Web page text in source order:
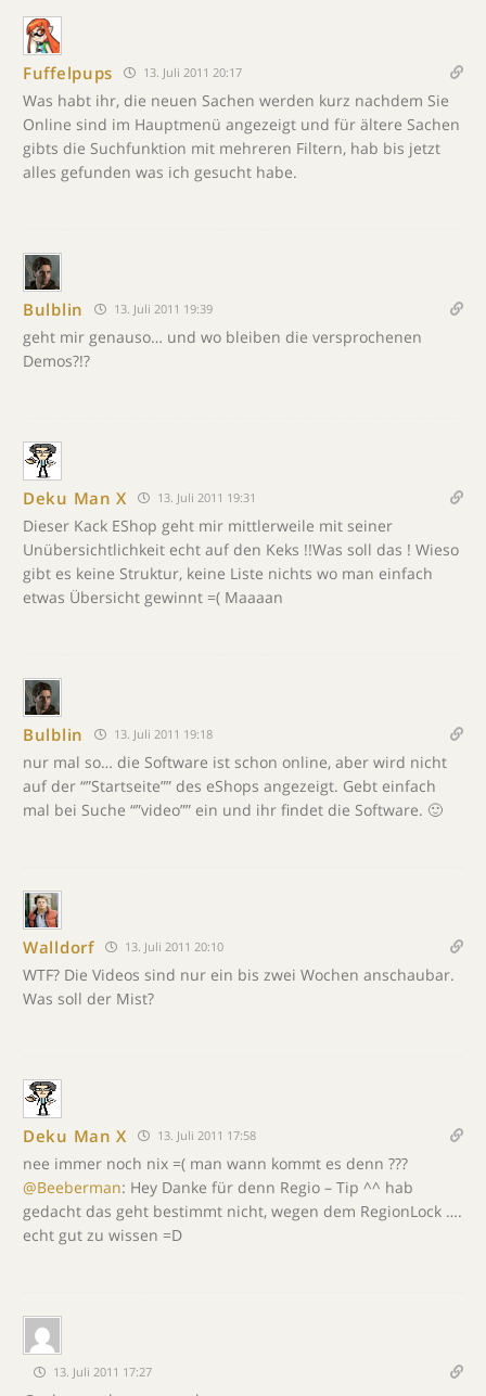
Fuffelpups 13. Juli 2011 20:17
Was habt ihr, die neuen Sachen werden kurz nachdem Sie
Online sind im Hauptmenü angezeigt und für ältere Sachen
gibts die Suchfunktion mit mehreren Filtern, hab bis jetzt
alles gefunden was ich gesucht habe.
Bulblin 13. Juli 2011 19:39
geht mir genauso… und wo bleiben die versprochenen
Demos?!?
Deku Man X 13. Juli 2011 19:31
Dieser Kack EShop geht mir mittlerweile mit seiner
Unübersichtlichkeit echt auf den Keks !!Was soll das ! Wieso
gibt es keine Struktur, keine Liste nichts wo man einfach
etwas Übersicht gewinnt =( Maaaan
Bulblin 13. Juli 2011 19:18
nur mal so… die Software ist schon online, aber wird nicht
auf der “”Startseite”” des eShops angezeigt. Gebt einfach
mal bei Suche “”video”” ein und ihr findet die Software. 🙂
Walldorf 13. Juli 2011 20:10
WTF? Die Videos sind nur ein bis zwei Wochen anschaubar.
Was soll der Mist?
Deku Man X 13. Juli 2011 17:58
nee immer noch nix =( man wann kommt es denn ???
@Beeberman: Hey Danke für denn Regio – Tip ^^ hab
gedacht das geht bestimmt nicht, wegen dem RegionLock ….
echt gut zu wissen =D
13. Juli 2011 17:27